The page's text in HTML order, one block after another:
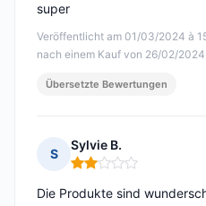
Veröffentlicht am 01/03/2024 à
nach einem Kauf von 26/02/2024
super
Übersetzte Bewertungen
S
Sylvie B.
Hinweis: 2 von 5
Die Produkte sind